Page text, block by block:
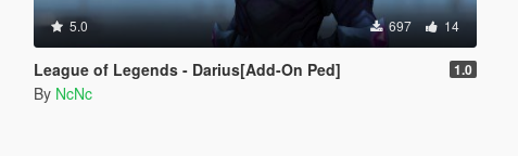
5.0 697 14
League of Legends - Darius[Add-On Ped] 1.0
By NcNc